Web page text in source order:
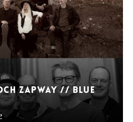
Zapway // Blue